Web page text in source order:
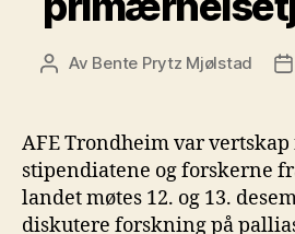
Innleggsforfatter
Av Bente Prytz Mjølstad
AFE Trondheim var vertskap
stipendiatene og forskerne
landet møtes 12. og 13.
diskutere forskning på